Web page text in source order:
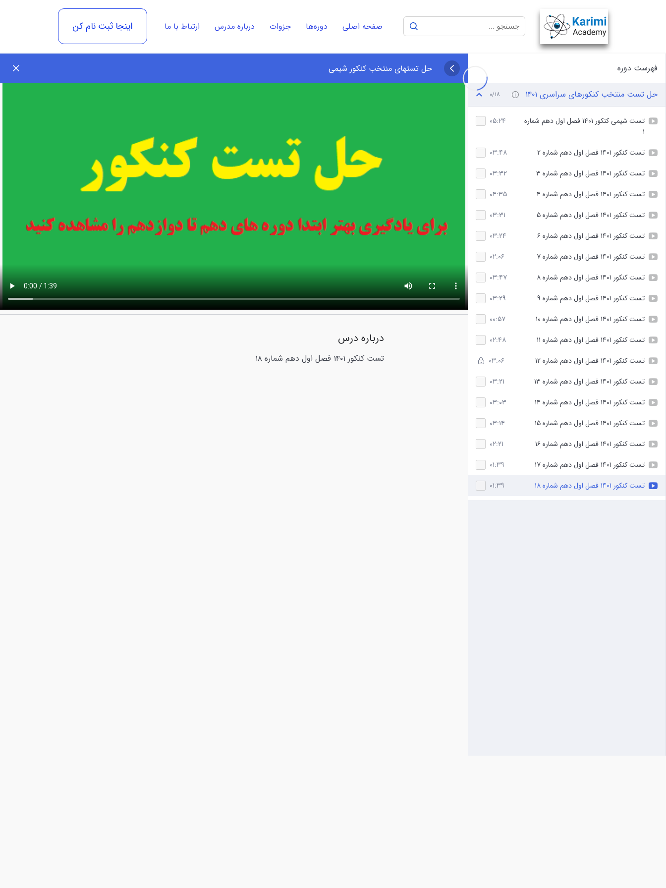
صفحه اصلی دوره‌ها جزوات درباره مدرس ارتباط با ما اینجا ثبت نام کن
فهرست دوره
حل تست منتخب کنکورهای سراسری ۱۴۰۱ ۰/۱۸
تست شیمی کنکور ۱۴۰۱ فصل اول دهم شماره
۱
۰۵:۲۴
تست کنکور ۱۴۰۱ فصل اول دهم شماره ۲
۰۳:۴۸
تست کنکور ۱۴۰۱ فصل اول دهم شماره ۳
۰۳:۳۲
تست کنکور ۱۴۰۱ فصل اول دهم شماره ۴
۰۴:۳۵
تست کنکور ۱۴۰۱ فصل اول دهم شماره ۵
۰۳:۳۱
تست کنکور ۱۴۰۱ فصل اول دهم شماره ۶
۰۳:۲۴
تست کنکور ۱۴۰۱ فصل اول دهم شماره ۷
۰۲:۰۶
تست کنکور ۱۴۰۱ فصل اول دهم شماره ۸
۰۳:۴۷
تست کنکور ۱۴۰۱ فصل اول دهم شماره ۹
۰۳:۲۹
تست کنکور ۱۴۰۱ فصل اول دهم شماره ۱۰
۰۰:۵۷
تست کنکور ۱۴۰۱ فصل اول دهم شماره ۱۱
۰۲:۴۸
تست کنکور ۱۴۰۱ فصل اول دهم شماره ۱۲
۰۳:۰۶
تست کنکور ۱۴۰۱ فصل اول دهم شماره ۱۳
۰۳:۲۱
تست کنکور ۱۴۰۱ فصل اول دهم شماره ۱۴
۰۳:۰۳
تست کنکور ۱۴۰۱ فصل اول دهم شماره ۱۵
۰۳:۱۴
تست کنکور ۱۴۰۱ فصل اول دهم شماره ۱۶
۰۲:۲۱
تست کنکور ۱۴۰۱ فصل اول دهم شماره ۱۷
۰۱:۳۹
تست کنکور ۱۴۰۱ فصل اول دهم شماره ۱۸
۰۱:۳۹
حل تستهای منتخب کنکور شیمی
درباره درس
تست کنکور ۱۴۰۱ فصل اول دهم شماره ۱۸